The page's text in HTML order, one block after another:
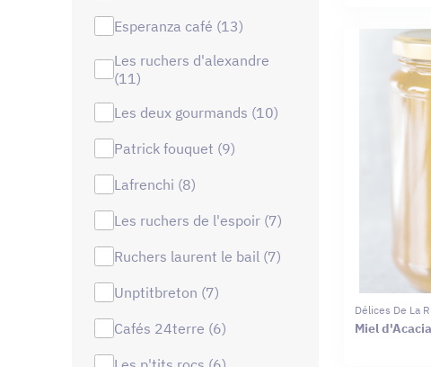
esperanza café (13)
les ruchers d'alexandre
(11)
les deux gourmands (10)
patrick fouquet (9)
lafrenchi (8)
les ruchers de l'espoir (7)
ruchers laurent le bail (7)
unptitbreton (7)
cafés 24terre (6)
Délices De La
Miel d'Acacia